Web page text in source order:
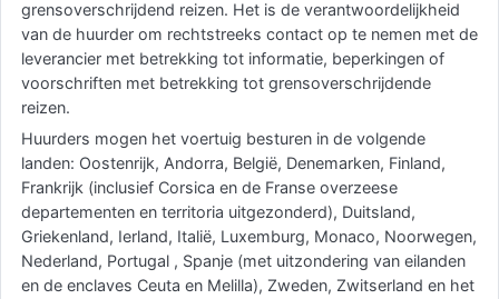
grensoverschrijdend reizen. Het is de verantwoordelijkheid
van de huurder om rechtstreeks contact op te nemen met de
leverancier met betrekking tot informatie, beperkingen of
voorschriften met betrekking tot grensoverschrijdende
reizen.
Huurders mogen het voertuig besturen in de volgende
landen: Oostenrijk, Andorra, België, Denemarken, Finland,
Frankrijk (inclusief Corsica en de Franse overzeese
departementen en territoria uitgezonderd), Duitsland,
Griekenland, Ierland, Italië, Luxemburg, Monaco, Noorwegen,
Nederland, Portugal , Spanje (met uitzondering van eilanden
en de enclaves Ceuta en Melilla), Zweden, Zwitserland en het